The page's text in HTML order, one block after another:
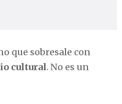
que sobresale con
cultural. No es un